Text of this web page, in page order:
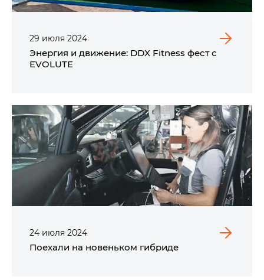
29 июля 2024
Энергия и движение: DDX Fitness фест с
EVOLUTE
24 июля 2024
Поехали на новеньком гибриде